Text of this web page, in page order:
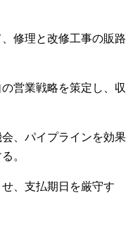
修理と改修工事の販路
営業戦略を策定し、収
、パイプラインを効果
。
、支払期日を厳守す